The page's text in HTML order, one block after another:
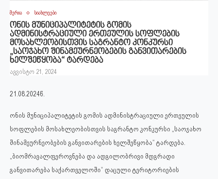
მერია სიახლეები
ონის მუნიციპალიტეტის გომის
ადმინისტრაციული ერთეულის სოფლების
მოსახლეობისთვის საგრანტო კონკურსი
„საოჯახო შინამეურნეობების განვითარების
ხელშეწყობა“ ტარდება
აგვისტო 21, 2024
21.08.2024წ.
ონის მუნიციპალიტეტის გომის ადმინისტრაციული ერთეულის
სოფლების მოსახლეობისთვის საგრანტო კონკურსი „საოჯახო
შინამეურნეობების განვითარების ხელშეწყობა“ ტარდება.
„ბიომრავალფეროვნება და ადგილობრივი მდგრადი
განვითარება საქართველოში“ დაცული ტერიტორიების